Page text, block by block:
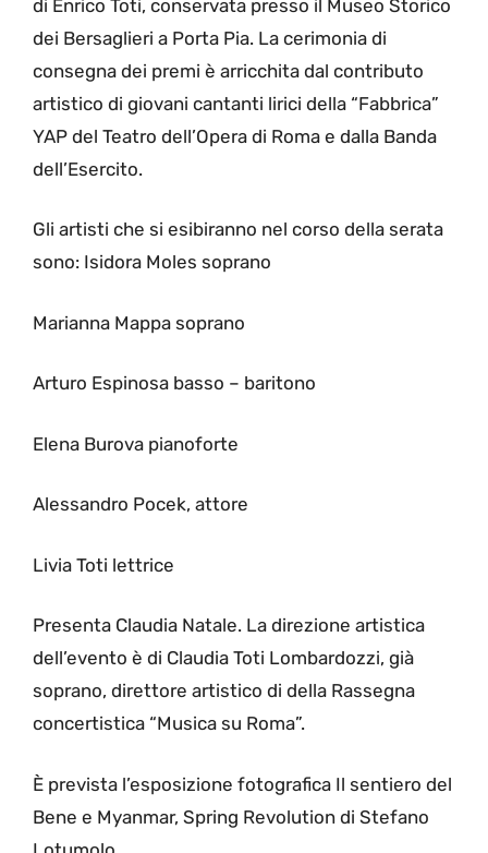
di Enrico Toti, conservata presso il Museo Storico
dei Bersaglieri a Porta Pia. La cerimonia di
consegna dei premi è arricchita dal contributo
artistico di giovani cantanti lirici della “Fabbrica”
YAP del Teatro dell’Opera di Roma e dalla Banda
dell’Esercito.
Gli artisti che si esibiranno nel corso della serata
sono: Isidora Moles soprano
Marianna Mappa soprano
Arturo Espinosa basso – baritono
Elena Burova pianoforte
Alessandro Pocek, attore
Livia Toti lettrice
Presenta Claudia Natale. La direzione artistica
dell’evento è di Claudia Toti Lombardozzi, già
soprano, direttore artistico di della Rassegna
concertistica “Musica su Roma”.
È prevista l’esposizione fotografica Il sentiero del
Bene e Myanmar, Spring Revolution di Stefano